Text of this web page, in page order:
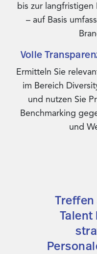
bis zur
– auf Basis
Volle
Ermitteln Sie
im Bereich
und nutzen Sie
Benchmarking
und
Treffen